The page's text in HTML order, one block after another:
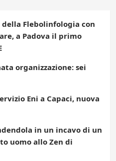
della Flebolinfologia con
a Padova il primo
organizzazione: sei
Eni a Capaci, nuova
in un incavo di un
uomo allo Zen di